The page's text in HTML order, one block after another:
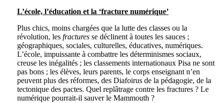
L’école, l’éducation et la ‘fracture numérique’
Plus chics, moins chargées que la lutte des classes ou la
révolution, les fracturesse déclinent à toutes les sauces ;
géographiques, sociales, culturelles, éducatives, numériques.
L’école, impuissante à combattre les déterminismes sociaux,
creuse les inégalités ; les classements internationaux Pisa ne sont
pas bons ; les élèves, leurs parents, le corps enseignant n’en
peuvent plus des réformes, des Diafoirus de la pédagogie, de la
tectonique des pactes. Quel replâtrage contre les fractures ? Le
numérique pourrait-il sauver le Mammouth ?